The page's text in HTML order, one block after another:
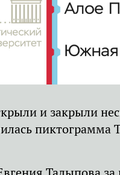
и закрыли
пиктограмма